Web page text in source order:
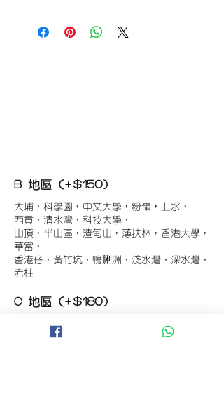
B 地區 (+$150)
大埔，科學園，中文大學，粉嶺，上水，
西貢，清水灣，科技大學，
山頂，半山區，渣甸山，薄扶林，香港大學，
華富，
香港仔，黃竹坑，鴨脷洲，淺水灣，深水灣，
赤柱
C 地區 (+$180)
東涌，珀麗灣(馬灣)，南灣，
將軍澳工業區，大埔工業區，